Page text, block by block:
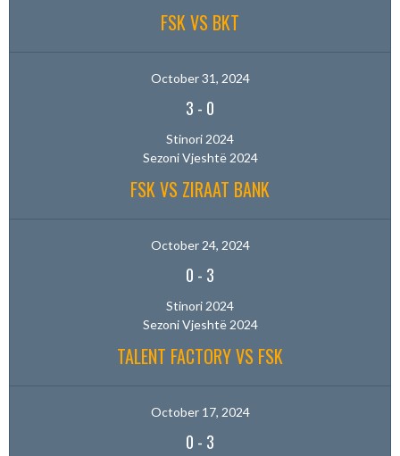
FSK VS BKT
October 31, 2024
3 - 0
Stinori 2024
Sezoni Vjeshtë 2024
FSK VS ZIRAAT BANK
October 24, 2024
0 - 3
Stinori 2024
Sezoni Vjeshtë 2024
TALENT FACTORY VS FSK
October 17, 2024
0 - 3